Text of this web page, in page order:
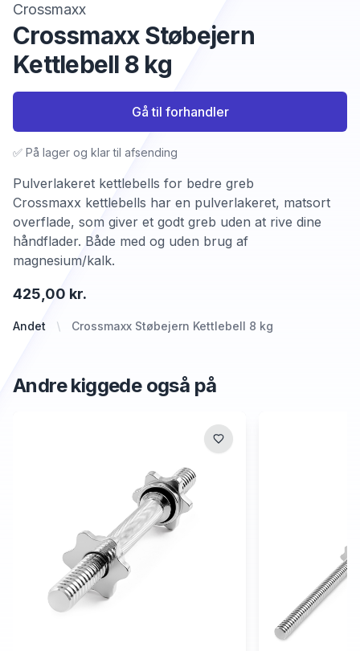
Crossmaxx
Crossmaxx Støbejern
Kettlebell 8 kg
Andet Crossmaxx Støbejern Kettlebell 8 kg
425,00 kr.
Pulverlakeret kettlebells for bedre greb
Crossmaxx kettlebells har en pulverlakeret, matsort
overflade, som giver et godt greb uden at rive dine
håndflader. Både med og uden brug af
magnesium/kalk.
✅ På lager og klar til afsending
Gå til forhandler
Andre kiggede også på